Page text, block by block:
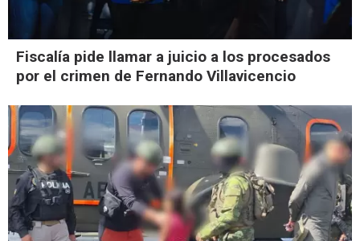
Fiscalía pide llamar a juicio a los procesados
por el crimen de Fernando Villavicencio